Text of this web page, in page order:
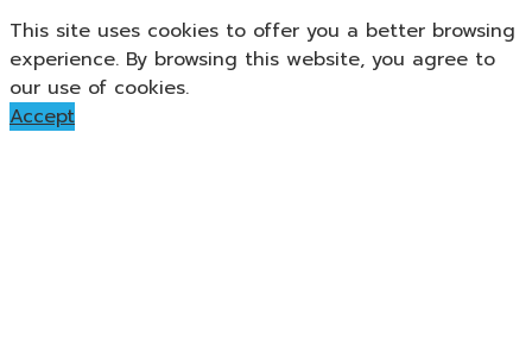
This site uses cookies to offer you a better browsing
experience. By browsing this website, you agree to
our use of cookies.
Accept